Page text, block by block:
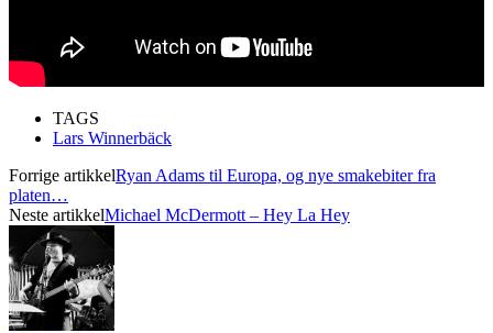
TAGS
Lars Winnerbäck
Forrige artikkelRyan Adams til Europa, og nye smakebiter fra
platen…
Neste artikkelMichael McDermott – Hey La Hey